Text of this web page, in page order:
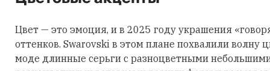
Цвет — это эмоция, и в 2025 году украшения
оттенков. Swarovski в этом плане похвалили волну
моде длинные серьги с разноцветными